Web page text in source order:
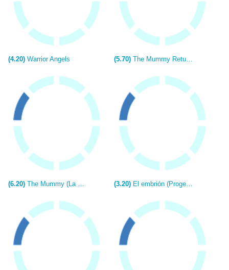
(4.20) Warrior Angels (5.70)The Mummy Returns (El regreso de la momia)
(6.20) The Mummy (La momia) (3.20) El embrión (Progeny)